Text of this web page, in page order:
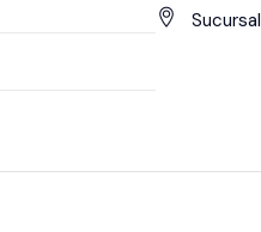
Sucursal